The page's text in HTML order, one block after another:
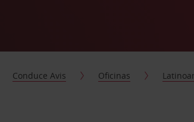
Conduce Avis Oficinas